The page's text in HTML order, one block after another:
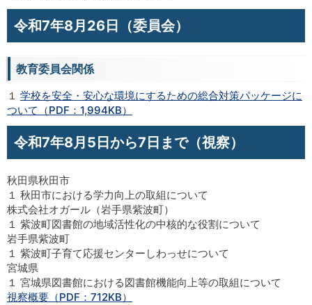
令和7年8月26日（委員会）
教育委員会関係
１ 学校を安全・安心な環境にするための総合対策パッケージに
ついて（PDF：1,994KB）
令和7年8月5日から7日まで（視察）
秋田県秋田市
１ 秋田市における学力向上の取組について
株式会社オガール（岩手県紫波町）
１ 紫波町図書館の地域活性化の中核的な役割について
岩手県紫波町
１ 紫波町子育て応援センターしわっせについて
宮城県
１ 宮城県図書館における図書館機能向上等の取組について
視察概要（PDF：712KB）